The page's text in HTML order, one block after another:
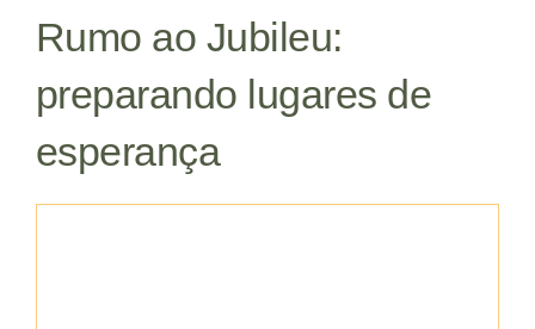
A ordem beneditina
Rumo ao Jubileu:
preparando lugares de
esperança